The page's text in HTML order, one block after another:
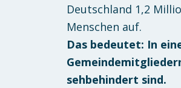
Deutschland 1,2
Menschen auf.
Das bedeutet: In
sehbehindert sind.